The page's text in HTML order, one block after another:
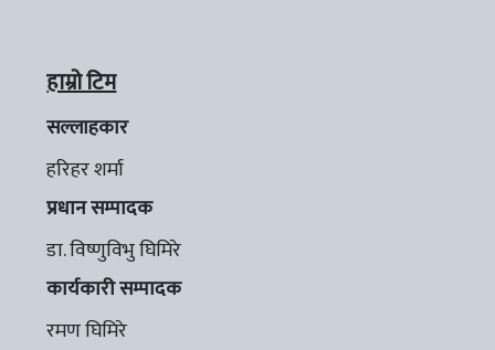
हाम्रो टिम
सल्लाहकार
हरिहर शर्मा
प्रधान सम्पादक
डा. विष्णुविभु घिमिरे
कार्यकारी सम्पादक
रमण घिमिरे